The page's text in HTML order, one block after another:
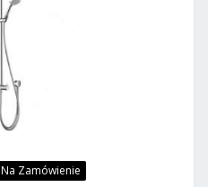
Na Zamówienie